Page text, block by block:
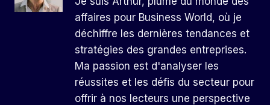
affaires pour Business World, où je
déchiffre les dernières tendances et
stratégies des grandes entreprises.
Ma passion est d'analyser les
réussites et les défis du secteur pour
offrir à nos lecteurs une perspective